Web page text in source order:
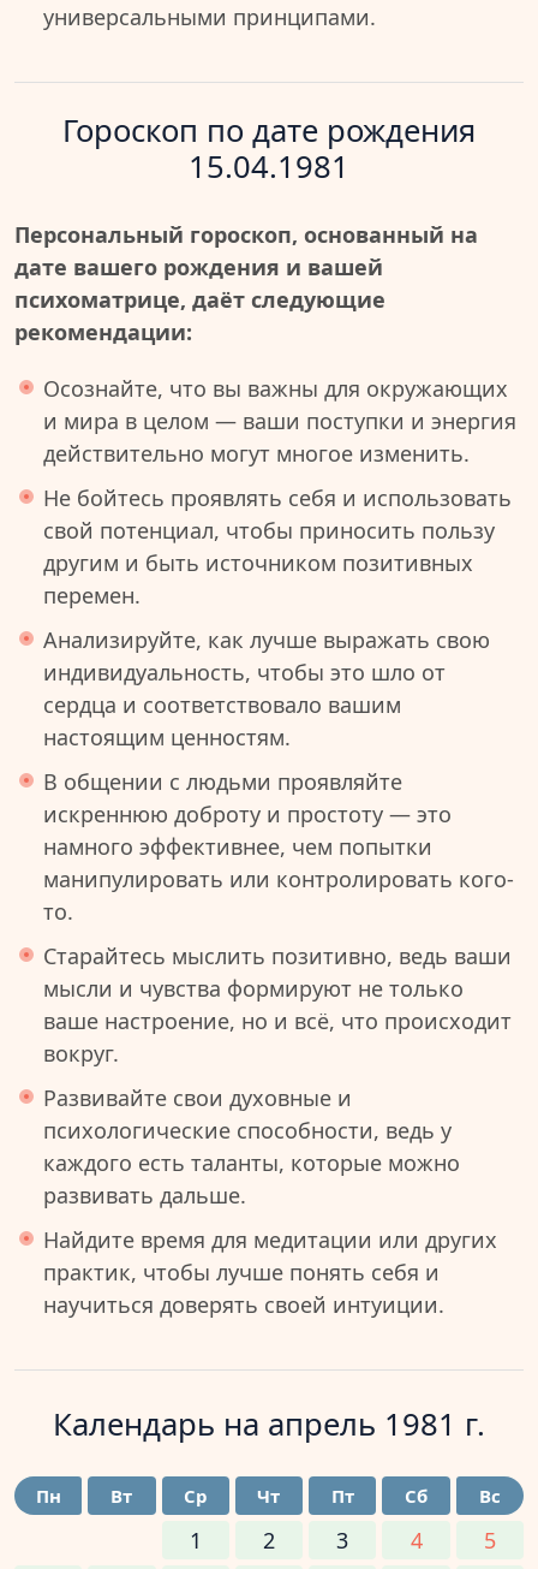
универсальными принципами.
Гороскоп по дате рождения
15.04.1981
Персональный гороскоп, основанный на
дате вашего рождения и вашей
психоматрице, даёт следующие
рекомендации:
Осознайте, что вы важны для окружающих
и мира в целом — ваши поступки и энергия
действительно могут многое изменить.
Не бойтесь проявлять себя и использовать
свой потенциал, чтобы приносить пользу
другим и быть источником позитивных
перемен.
Анализируйте, как лучше выражать свою
индивидуальность, чтобы это шло от
сердца и соответствовало вашим
настоящим ценностям.
В общении с людьми проявляйте
искреннюю доброту и простоту — это
намного эффективнее, чем попытки
манипулировать или контролировать кого-
то.
Старайтесь мыслить позитивно, ведь ваши
мысли и чувства формируют не только
ваше настроение, но и всё, что происходит
вокруг.
Развивайте свои духовные и
психологические способности, ведь у
каждого есть таланты, которые можно
развивать дальше.
Найдите время для медитации или других
практик, чтобы лучше понять себя и
научиться доверять своей интуиции.
Календарь на апрель 1981 г.
Пн Вт Ср Чт Пт Сб Вс
1 2 3 4 5